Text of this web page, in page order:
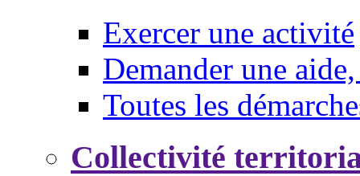
Exercer une activité
Demander une
Toutes les
Collectivité